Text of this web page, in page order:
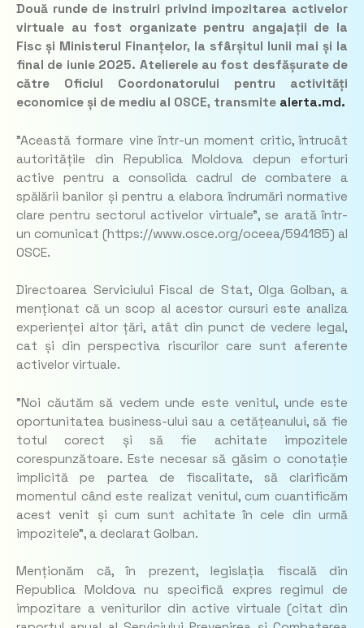
Două runde de instruiri privind impozitarea activelor
virtuale au fost organizate pentru angajații de la
Fisc și Ministerul Finanțelor, la sfârșitul lunii mai și la
final de iunie 2025. Atelierele au fost desfășurate de
către Oficiul Coordonatorului pentru activități
economice și de mediu al OSCE, transmite alerta.md.
”Această formare vine într-un moment critic, întrucât
autoritățile din Republica Moldova depun eforturi
active pentru a consolida cadrul de combatere a
spălării banilor și pentru a elabora îndrumări normative
clare pentru sectorul activelor virtuale”, se arată într-
un comunicat (https://www.osce.org/oceea/594185) al
OSCE.
Directoarea Serviciului Fiscal de Stat, Olga Golban, a
menționat că un scop al acestor cursuri este analiza
experienței altor țări, atât din punct de vedere legal,
cat și din perspectiva riscurilor care sunt aferente
activelor virtuale.
”Noi căutăm să vedem unde este venitul, unde este
oportunitatea business-ului sau a cetățeanului, să fie
totul corect și să fie achitate impozitele
corespunzătoare. Este necesar să găsim o conotație
implicită pe partea de fiscalitate, să clarificăm
momentul când este realizat venitul, cum cuantificăm
acest venit și cum sunt achitate în cele din urmă
impozitele”, a declarat Golban.
Menționăm că, în prezent, legislația fiscală din
Republica Moldova nu specifică expres regimul de
impozitare a veniturilor din active virtuale (citat din